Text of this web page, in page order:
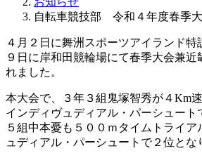
自転車競技部 令和４年度春季
４月２日に舞洲スポーツアイランド特
９日に岸和田競輪場にて春季大会兼近
れました。
本大会で、３年３組鬼塚智秀が４Km
インディヴュディアル・パーシュート
５組中本憂も５００ｍタイムトライ
ュディアル・パーシュートで２位とな